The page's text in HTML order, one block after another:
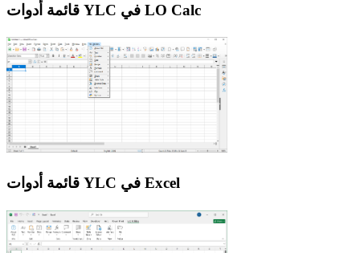
قائمة أدوات YLC في LO Calc
قائمة أدوات YLC في Excel